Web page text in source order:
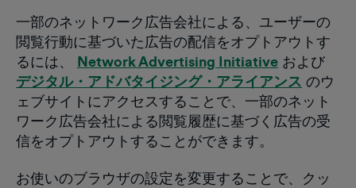
一部のネットワーク広告会社による、ユーザーの
閲覧行動に基づいた広告の配信をオプトアウトす
るには、 Network Advertising Initiative および
デジタル・アドバタイジング・アライアンス のウ
ェブサイトにアクセスすることで、一部のネット
ワーク広告会社による閲覧履歴に基づく広告の受
信をオプトアウトすることができます。
お使いのブラウザの設定を変更することで、クッ